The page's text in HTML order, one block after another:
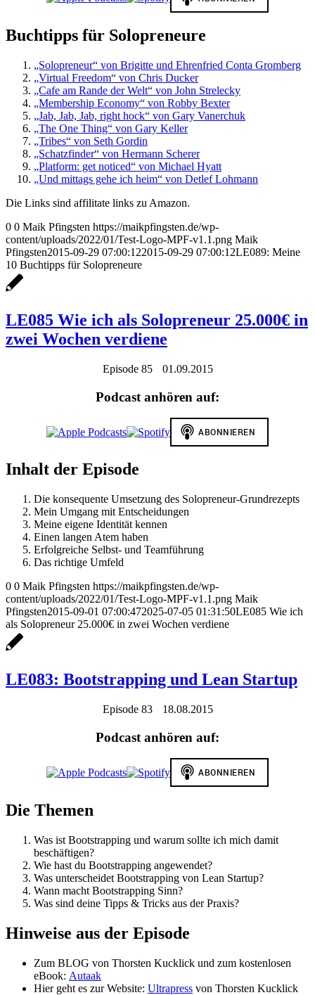
Buchtipps für Solopreneure
„Solopreneur“ von Brigitte und Ehrenfried Conta Gromberg
„Virtual Freedom“ von Chris Ducker
„Cafe am Rande der Welt“ von John Strelecky
„Membership Economy“ von Robby Bexter
„Jab, Jab, Jab, right hock“ von Gary Vanerchuk
„The One Thing“ von Gary Keller
„Tribes“ von Seth Gordin
„Schatzfinder“ von Hermann Scherer
„Platform: get noticed“ von Michael Hyatt
„Und mittags gehe ich heim“ von Detlef Lohmann
Die Links sind affilitate links zu Amazon.
0 0 Maik Pfingsten https://maikpfingsten.de/wp-
content/uploads/2022/01/Test-Logo-MPF-v1.1.png Maik
Pfingsten2015-09-29 07:00:122015-09-29 07:00:12LE089: Meine
10 Buchtipps für Solopreneure
LE085 Wie ich als Solopreneur 25.000€ in
zwei Wochen verdiene
Episode 85 01.09.2015
Podcast anhören auf:
Inhalt der Episode
Die konsequente Umsetzung des Solopreneur-Grundrezepts
Mein Umgang mit Entscheidungen
Meine eigene Identität kennen
Einen langen Atem haben
Erfolgreiche Selbst- und Teamführung
Das richtige Umfeld
0 0 Maik Pfingsten https://maikpfingsten.de/wp-
content/uploads/2022/01/Test-Logo-MPF-v1.1.png Maik
Pfingsten2015-09-01 07:00:472025-07-05 01:31:50LE085 Wie ich
als Solopreneur 25.000€ in zwei Wochen verdiene
LE083: Bootstrapping und Lean Startup
Episode 83 18.08.2015
Podcast anhören auf:
Die Themen
Was ist Bootstrapping und warum sollte ich mich damit
beschäftigen?
Wie hast du Bootstrapping angewendet?
Was unterscheidet Bootstrapping von Lean Startup?
Wann macht Bootstrapping Sinn?
Was sind deine Tipps & Tricks aus der Praxis?
Hinweise aus der Episode
Zum BLOG von Thorsten Kucklick und zum kostenlosen
eBook: Autaak
Hier geht es zur Website: Ultrapress von Thorsten Kucklick